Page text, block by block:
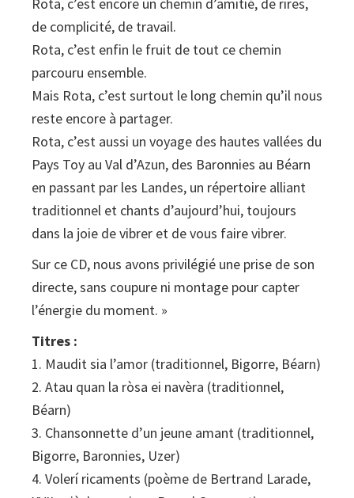
Rota, c’est encore un chemin d’amitié, de rires,
de complicité, de travail.
Rota, c’est enfin le fruit de tout ce chemin
parcouru ensemble.
Mais Rota, c’est surtout le long chemin qu’il nous
reste encore à partager.
Rota, c’est aussi un voyage des hautes vallées du
Pays Toy au Val d’Azun, des Baronnies au Béarn
en passant par les Landes, un répertoire alliant
traditionnel et chants d’aujourd’hui, toujours
dans la joie de vibrer et de vous faire vibrer.
Sur ce CD, nous avons privilégié une prise de son
directe, sans coupure ni montage pour capter
l’énergie du moment. »
Titres :
1. Maudit sia l’amor (traditionnel, Bigorre, Béarn)
2. Atau quan la ròsa ei navèra (traditionnel,
Béarn)
3. Chansonnette d’un jeune amant (traditionnel,
Bigorre, Baronnies, Uzer)
4. Volerí ricaments (poème de Bertrand Larade,